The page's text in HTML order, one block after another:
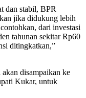
dan stabil, BPR
jika didukung lebih
dari investasi
tahunan sekitar Rp60
ditingkatkan,”
disampaikan ke
Kukar, untuk